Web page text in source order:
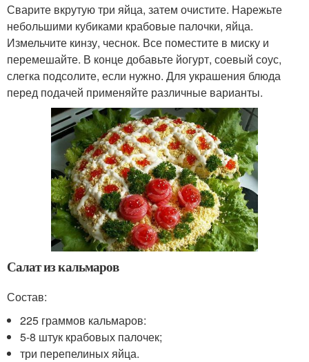
Сварите вкрутую три яйца, затем очистите. Нарежьте
небольшими кубиками крабовые палочки, яйца.
Измельчите кинзу, чеснок. Все поместите в миску и
перемешайте. В конце добавьте йогурт, соевый соус,
слегка подсолите, если нужно. Для украшения блюда
перед подачей применяйте различные варианты.
Салат из кальмаров
Состав:
225 граммов кальмаров:
5-8 штук крабовых палочек;
три перепелиных яйца.